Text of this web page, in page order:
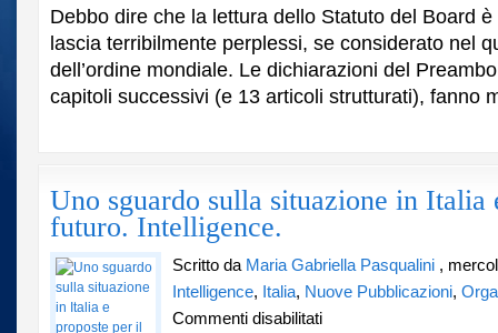
Debbo dire che la lettura dello Statuto del Board
lascia terribilmente perplessi, se considerato nel
dell’ordine mondiale. Le dichiarazioni del
capitoli successivi (e 13 articoli strutturati), fanno
Uno sguardo sulla situazione in Italia
futuro. Intelligence.
Scritto da Maria Gabriella Pasqualini ,
Intelligence, Italia, Nuove Pubblicazioni,
Commenti disabilitatisu